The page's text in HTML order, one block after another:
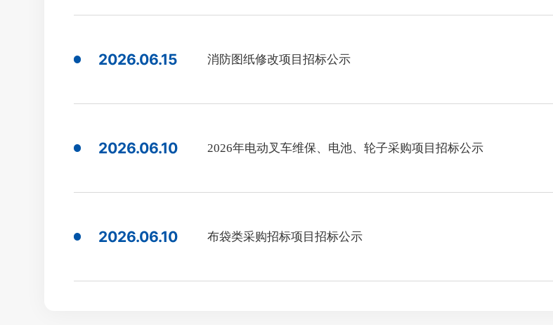
2026.06.15 消防图纸修改项目招标公示
2026.06.10 2026年电动叉车维保、电池、轮子采购项目招标公示
2026.06.10 布袋类采购招标项目招标公示